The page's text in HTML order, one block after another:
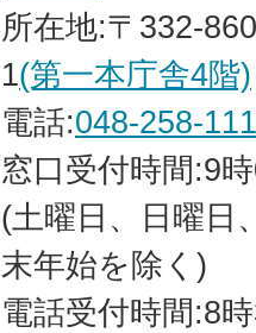
所在地:〒332-
1(第一本庁舎4階)
電話:048-258-
窓口受付時間:9
(土曜日、日曜日
末年始を除く)
電話受付時間:8